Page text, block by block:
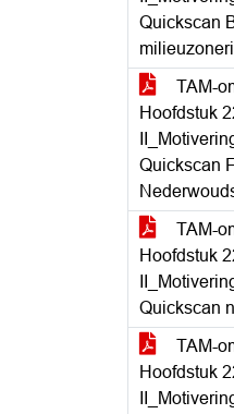
Quickscan
TAM-
Hoofdstuk
Quickscan
TAM-
Hoofdstuk
Quickscan
TAM-
Hoofdstuk